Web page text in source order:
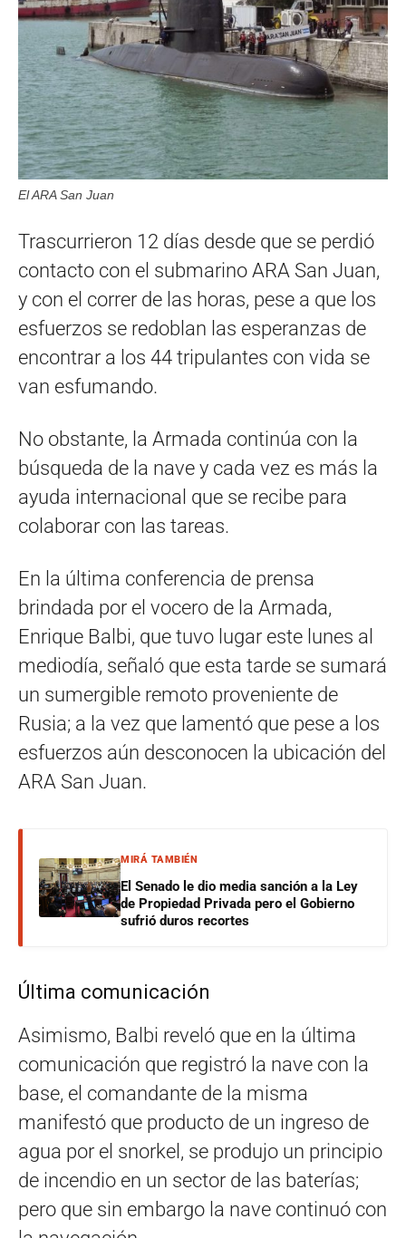
El ARA San Juan
Trascurrieron 12 días desde que se perdió
contacto con el submarino ARA San Juan,
y con el correr de las horas, pese a que los
esfuerzos se redoblan las esperanzas de
encontrar a los 44 tripulantes con vida se
van esfumando.
No obstante, la Armada continúa con la
búsqueda de la nave y cada vez es más la
ayuda internacional que se recibe para
colaborar con las tareas.
En la última conferencia de prensa
brindada por el vocero de la Armada,
Enrique Balbi, que tuvo lugar este lunes al
mediodía, señaló que esta tarde se sumará
un sumergible remoto proveniente de
Rusia; a la vez que lamentó que pese a los
esfuerzos aún desconocen la ubicación del
ARA San Juan.
MIRÁ TAMBIÉN
El Senado le dio media sanción a la Ley
de Propiedad Privada pero el Gobierno
sufrió duros recortes
Última comunicación
Asimismo, Balbi reveló que en la última
comunicación que registró la nave con la
base, el comandante de la misma
manifestó que producto de un ingreso de
agua por el snorkel, se produjo un principio
de incendio en un sector de las baterías;
pero que sin embargo la nave continuó con